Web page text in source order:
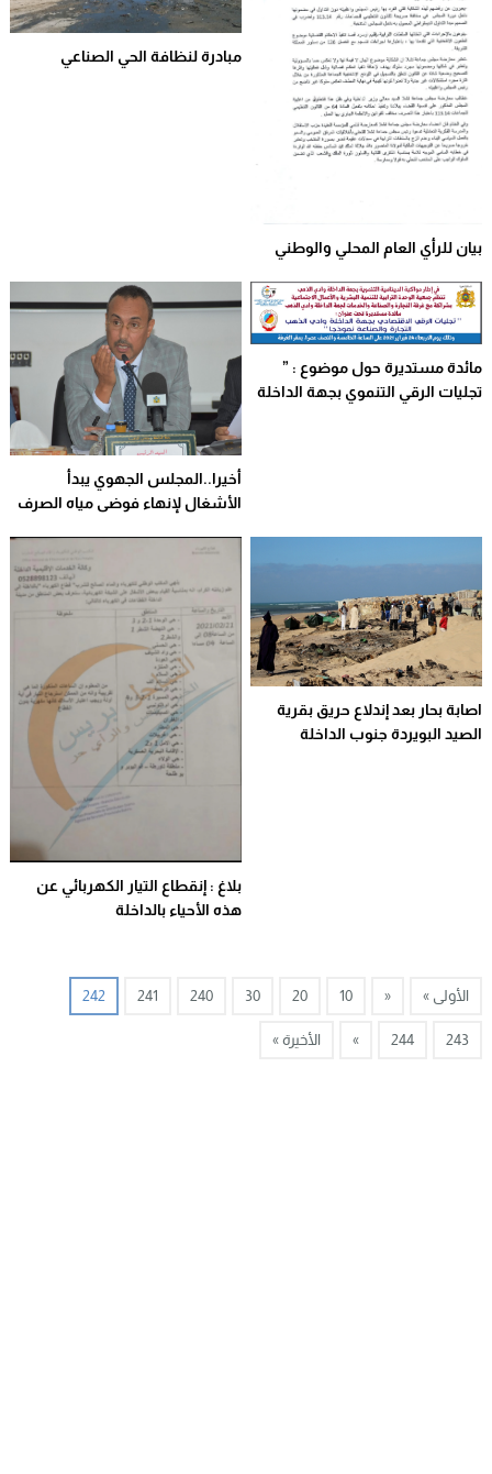
بيان للرأي العام المحلي والوطني
مبادرة لنظافة الحي الصناعي
مائدة مستديرة حول موضوع : ”
تجليات الرقي التنموي بجهة الداخلة
أخيرا..المجلس الجهوي يبدأ
الأشغال لإنهاء فوضى مياه الصرف
اصابة بحار بعد إندلاع حريق بقرية
الصيد البويردة جنوب الداخلة
بلاغ : إنقطاع التيار الكهربائي عن
هذه الأحياء بالداخلة
الأولى » «
10
20
30
240
241
242
243
244
» الأخيرة »